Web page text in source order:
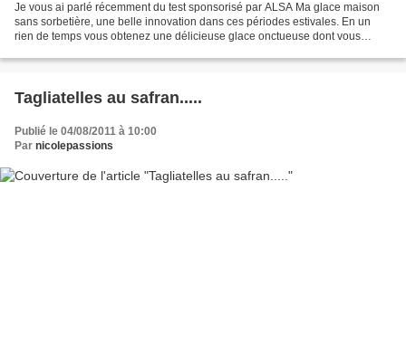
Je vous ai parlé récemment du test sponsorisé par ALSA Ma glace maison
sans sorbetière, une belle innovation dans ces périodes estivales. En un
rien de temps vous obtenez une délicieuse glace onctueuse dont vous
Tagliatelles au safran.....
Publié le 04/08/2011 à 10:00
Par nicolepassions